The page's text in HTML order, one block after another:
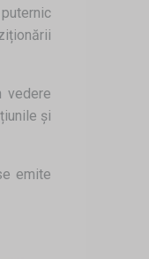
vedere
și
emite